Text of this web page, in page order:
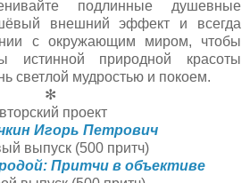
подлинные душевные
внешний эффект и всегда
с окружающим миром, чтобы
истинной природной красоты
светлой мудростью и покоем.
✻
проект
Игорь Петрович
выпуск (500 притч)
Притчи в объективе